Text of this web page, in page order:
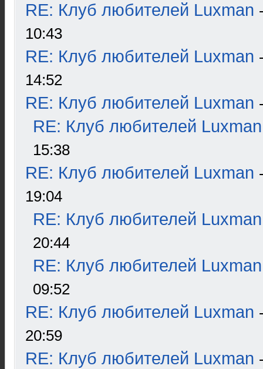
RE: Клуб любителей Luxman
10:43
RE: Клуб любителей Luxman
14:52
RE: Клуб любителей Luxman
RE: Клуб любителей Luxman
15:38
RE: Клуб любителей Luxman
19:04
RE: Клуб любителей Luxman
20:44
RE: Клуб любителей Luxman
09:52
RE: Клуб любителей Luxman
20:59
RE: Клуб любителей Luxman